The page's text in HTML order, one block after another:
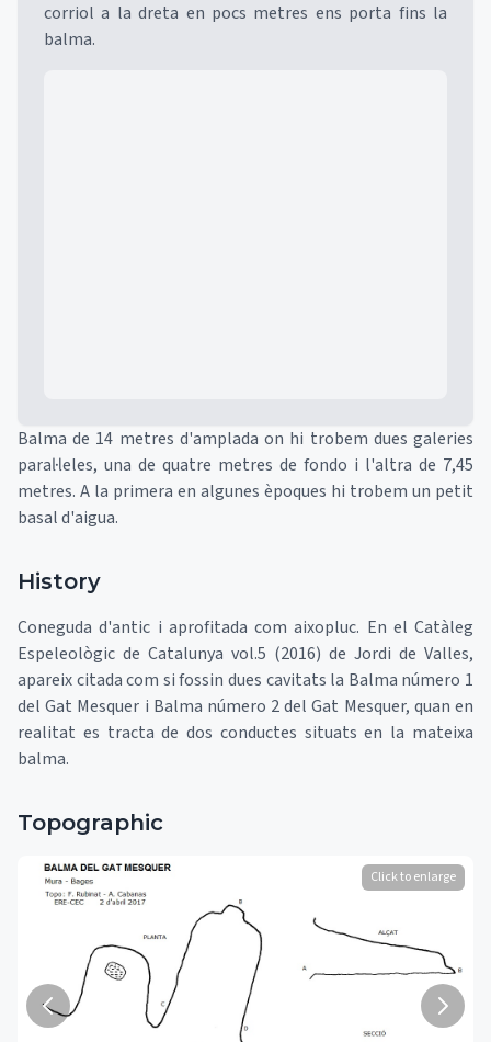
corriol a la dreta en pocs metres ens porta fins la
balma.
Balma de 14 metres d'amplada on hi trobem dues galeries
paral·leles, una de quatre metres de fondo i l'altra de 7,45
metres. A la primera en algunes èpoques hi trobem un petit
basal d'aigua.
History
Coneguda d'antic i aprofitada com aixopluc. En el Catàleg
Espeleològic de Catalunya vol.5 (2016) de Jordi de Valles,
apareix citada com si fossin dues cavitats la Balma número 1
del Gat Mesquer i Balma número 2 del Gat Mesquer, quan en
realitat es tracta de dos conductes situats en la mateixa
balma.
Topographic
Click to enlarge